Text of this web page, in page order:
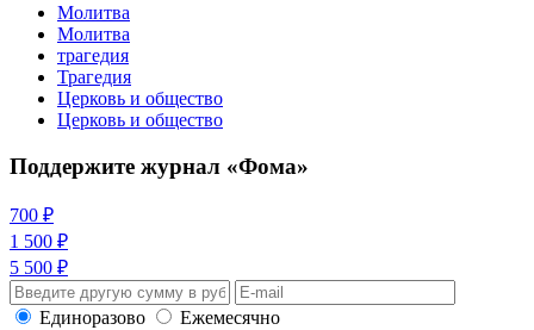
Молитва
Молитва
трагедия
Трагедия
Церковь и общество
Церковь и общество
Поддержите журнал «Фома»
700 ₽
1 500 ₽
5 500 ₽
Единоразово
Ежемесячно